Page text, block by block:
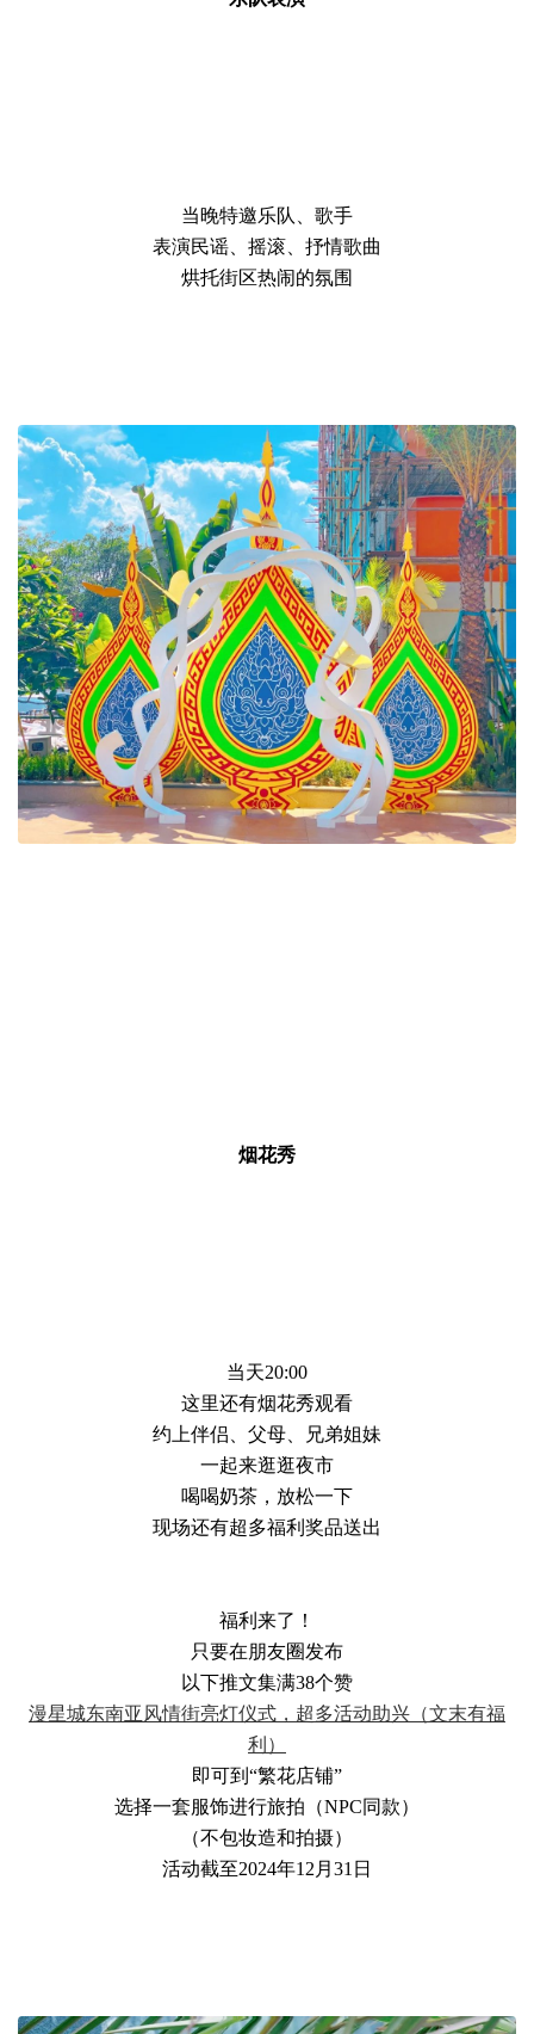
当晚特邀乐队、歌手
表演民谣、摇滚、抒情歌曲
烘托街区热闹的氛围
烟花秀
当天20:00
这里还有烟花秀观看
约上伴侣、父母、兄弟姐妹
一起来逛逛夜市
喝喝奶茶，放松一下
现场还有超多福利奖品送出
福利来了！
只要在朋友圈发布
以下推文集满38个赞
漫星城东南亚风情街亮灯仪式，超多活动助兴（文末有福
利）
即可到“繁花店铺”
选择一套服饰进行旅拍（NPC同款）
（不包妆造和拍摄）
活动截至2024年12月31日